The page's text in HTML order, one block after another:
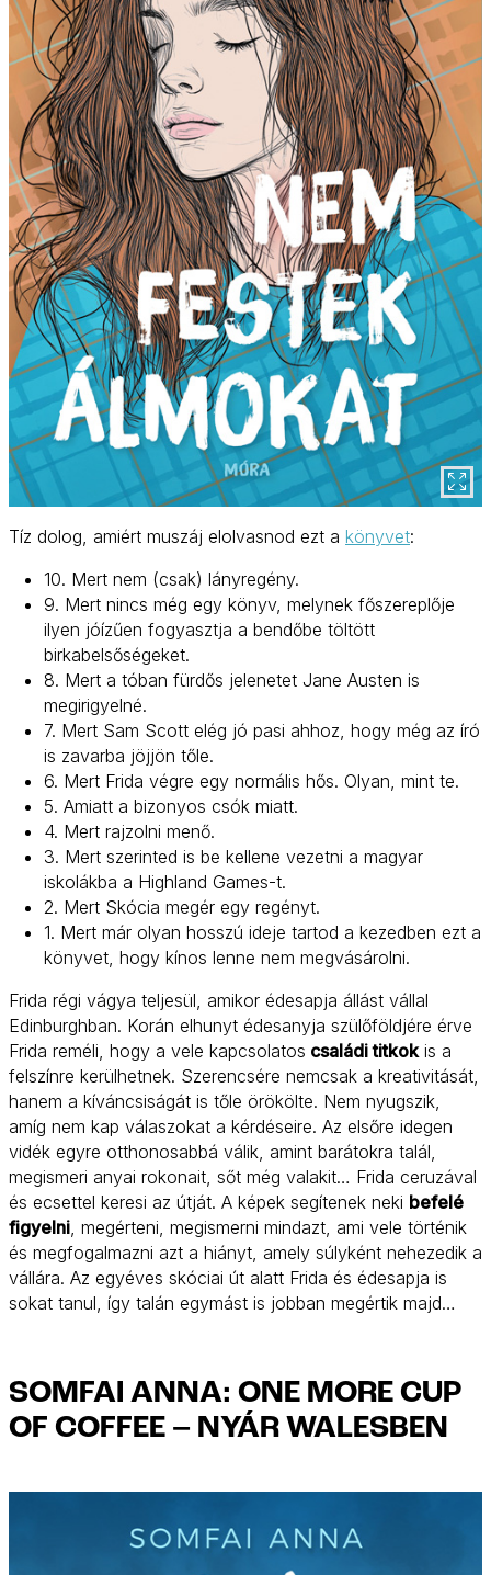
Tíz dolog, amiért muszáj elolvasnod ezt a könyvet:
10. Mert nem (csak) lányregény.
9. Mert nincs még egy könyv, melynek főszereplője
ilyen jóízűen fogyasztja a bendőbe töltött
birkabelsőségeket.
8. Mert a tóban fürdős jelenetet Jane Austen is
megirigyelné.
7. Mert Sam Scott elég jó pasi ahhoz, hogy még az író
is zavarba jöjjön tőle.
6. Mert Frida végre egy normális hős. Olyan, mint te.
5. Amiatt a bizonyos csók miatt.
4. Mert rajzolni menő.
3. Mert szerinted is be kellene vezetni a magyar
iskolákba a Highland Games-t.
2. Mert Skócia megér egy regényt.
1. Mert már olyan hosszú ideje tartod a kezedben ezt a
könyvet, hogy kínos lenne nem megvásárolni.
Frida régi vágya teljesül, amikor édesapja állást vállal
Edinburghban. Korán elhunyt édesanyja szülőföldjére érve
Frida reméli, hogy a vele kapcsolatos családi titkokis a
felszínre kerülhetnek. Szerencsére nemcsak a kreativitását,
hanem a kíváncsiságát is tőle örökölte. Nem nyugszik,
amíg nem kap válaszokat a kérdéseire. Az elsőre idegen
vidék egyre otthonosabbá válik, amint barátokra talál,
megismeri anyai rokonait, sőt még valakit… Frida ceruzával
és ecsettel keresi az útját. A képek segítenek neki befelé
figyelni, megérteni, megismerni mindazt, ami vele történik
és megfogalmazni azt a hiányt, amely súlyként nehezedik a
vállára. Az egyéves skóciai út alatt Frida és édesapja is
sokat tanul, így talán egymást is jobban megértik majd…
SOMFAI ANNA: ONE MORE CUP
OF COFFEE – NYÁR WALESBEN